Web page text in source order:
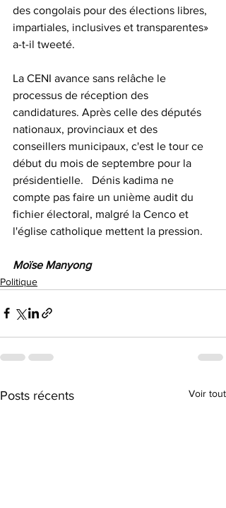
des congolais pour des élections libres,
impartiales, inclusives et transparentes»
a-t-il tweeté.
La CENI avance sans relâche le
processus de réception des
candidatures. Après celle des députés
nationaux, provinciaux et des
conseillers municipaux, c'est le tour ce
début du mois de septembre pour la
présidentielle.   Dénis kadima ne
compte pas faire un unième audit du
fichier électoral, malgré la Cenco et
l'église catholique mettent la pression.
Moïse Manyong
Politique
Posts récents Voir tout